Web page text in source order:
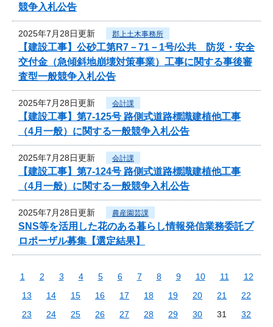
競争入札公告
2025年7月28日更新 郡上土木事務所
【建設工事】公砂工第R7－71－1号/公共 防災・安全
交付金（急傾斜地崩壊対策事業）工事に関する事後審
査型一般競争入札公告
2025年7月28日更新 会計課
【建設工事】第7-125号 路側式道路標識建植他工事
（4月一般）に関する一般競争入札公告
2025年7月28日更新 会計課
【建設工事】第7-124号 路側式道路標識建植他工事
（4月一般）に関する一般競争入札公告
2025年7月28日更新 農産園芸課
SNS等を活用した花のある暮らし情報発信業務委託プ
ロポーザル募集【選定結果】
1 2 3 4 5 6 7 8 9 10 11
12
13
14 15 16 17 18 19 20 21
22
23
24 25 26 27 28 29 30 31
32